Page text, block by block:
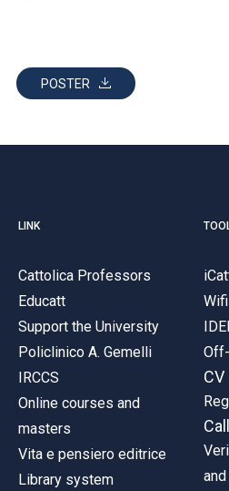
POSTER
LINK
Cattolica Professors
Educatt
Support the University
Policlinico A. Gemelli
IRCCS
Online courses and
masters
Vita e pensiero editrice
Library system
CV